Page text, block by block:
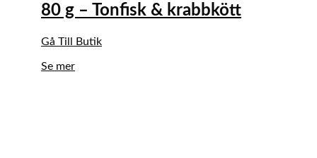
80 g – Tonfisk & krabbkött
Gå Till Butik
Se mer